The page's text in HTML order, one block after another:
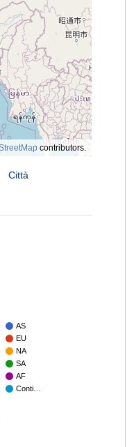
contributors.
Città
AS
EU
NA
SA
AF
Conti…